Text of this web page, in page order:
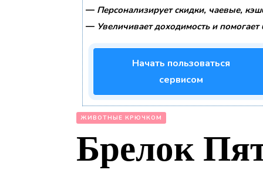
— Персонализирует скидки, чаевые,
— Увеличивает доходимость и
Начать пользоваться
сервисом
ЖИВОТНЫЕ КРЮЧКОМ
Брелок